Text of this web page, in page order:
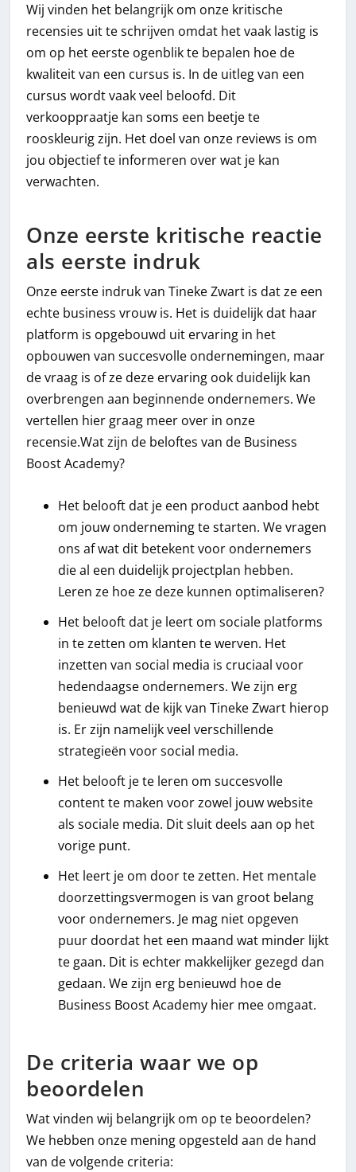
Wij vinden het belangrijk om onze kritische
recensies uit te schrijven omdat het vaak lastig is
om op het eerste ogenblik te bepalen hoe de
kwaliteit van een cursus is. In de uitleg van een
cursus wordt vaak veel beloofd. Dit
verkooppraatje kan soms een beetje te
rooskleurig zijn. Het doel van onze reviews is om
jou objectief te informeren over wat je kan
verwachten.
Onze eerste kritische reactie
als eerste indruk
Onze eerste indruk van Tineke Zwart is dat ze een
echte business vrouw is. Het is duidelijk dat haar
platform is opgebouwd uit ervaring in het
opbouwen van succesvolle ondernemingen, maar
de vraag is of ze deze ervaring ook duidelijk kan
overbrengen aan beginnende ondernemers. We
vertellen hier graag meer over in onze
recensie.Wat zijn de beloftes van de Business
Boost Academy?
Het belooft dat je een product aanbod hebt
om jouw onderneming te starten. We vragen
ons af wat dit betekent voor ondernemers
die al een duidelijk projectplan hebben.
Leren ze hoe ze deze kunnen optimaliseren?
Het belooft dat je leert om sociale platforms
in te zetten om klanten te werven. Het
inzetten van social media is cruciaal voor
hedendaagse ondernemers. We zijn erg
benieuwd wat de kijk van Tineke Zwart hierop
is. Er zijn namelijk veel verschillende
strategieën voor social media.
Het belooft je te leren om succesvolle
content te maken voor zowel jouw website
als sociale media. Dit sluit deels aan op het
vorige punt.
Het leert je om door te zetten. Het mentale
doorzettingsvermogen is van groot belang
voor ondernemers. Je mag niet opgeven
puur doordat het een maand wat minder lijkt
te gaan. Dit is echter makkelijker gezegd dan
gedaan. We zijn erg benieuwd hoe de
Business Boost Academy hier mee omgaat.
De criteria waar we op
beoordelen
Wat vinden wij belangrijk om op te beoordelen?
We hebben onze mening opgesteld aan de hand
van de volgende criteria: